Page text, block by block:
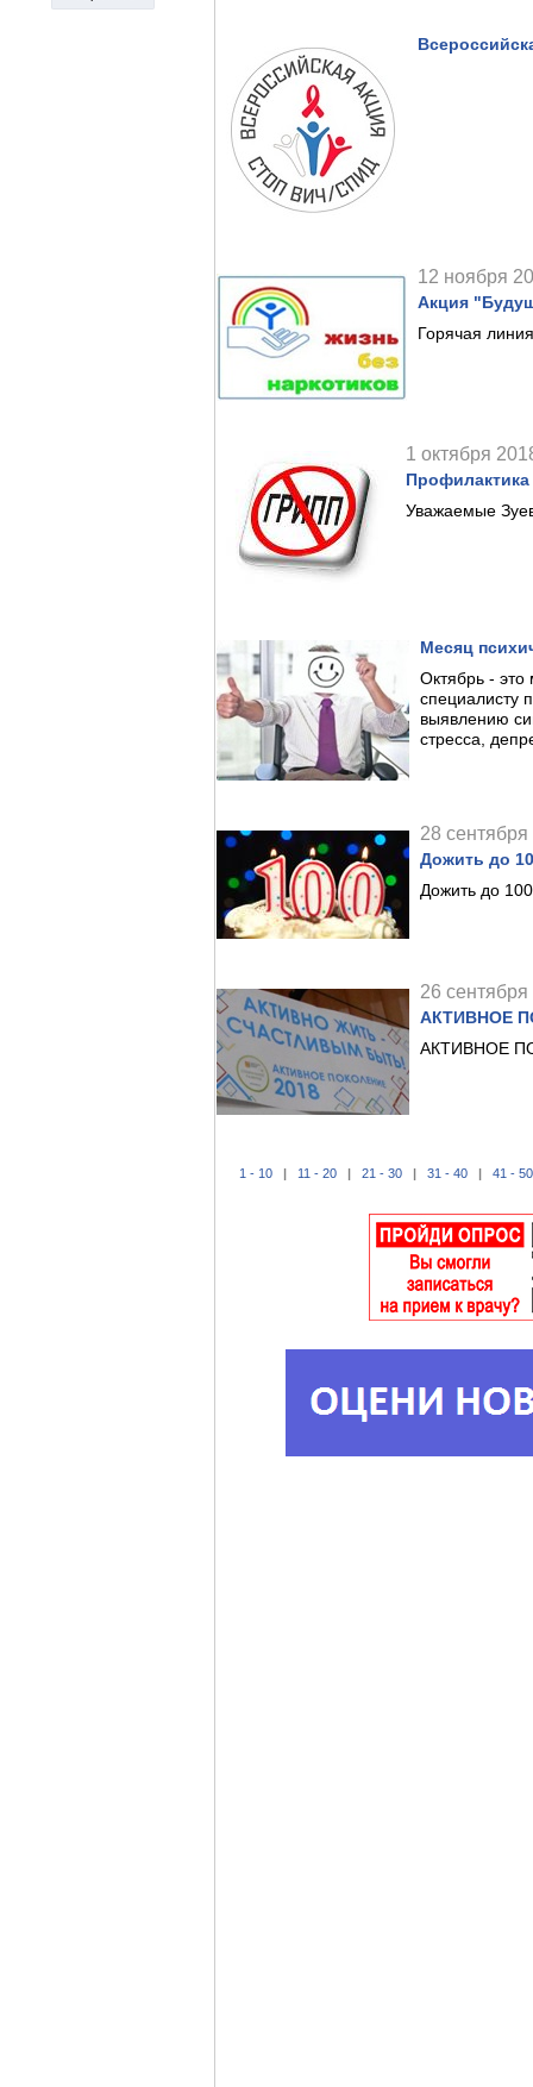
12 ноября
Акция
Горячая линия
1 октября
Профилактика
Уважаемые
Месяц
Октябрь - это
специалисту
выявлению
стресса,
28 сентября
Дожить до
Дожить до
26 сентября
АКТИВНОЕ
АКТИВНОЕ
1 - 10 | 11 - 20 | 21 - 30 | 31 - 40 | 41 - 50